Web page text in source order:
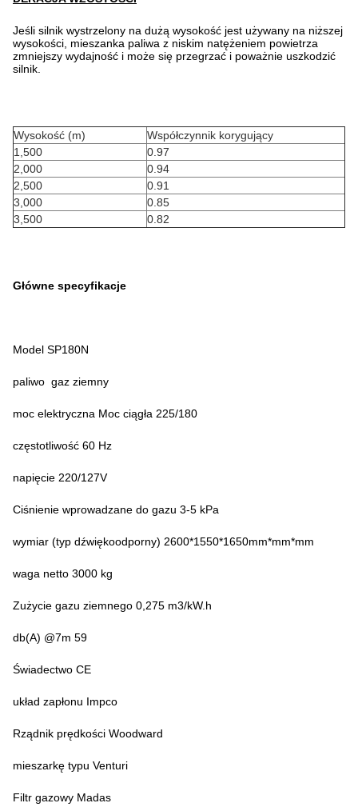
Jeśli silnik wystrzelony na dużą wysokość jest używany na niższej
wysokości, mieszanka paliwa z niskim natężeniem powietrza
zmniejszy wydajność i może się przegrzać i poważnie uszkodzić
silnik.
Wysokość (m)
Współczynnik korygujący
1,500
0.97
2,000
0.94
2,500
0.91
3,000
0.85
3,500
0.82
Główne specyfikacje
Model SP180N
paliwo ️ gaz ziemny
moc elektryczna Moc ciągła 225/180
częstotliwość 60 Hz
napięcie 220/127V
Ciśnienie wprowadzane do gazu 3-5 kPa
wymiar (typ dźwiękoodporny) 2600*1550*1650mm*mm*mm
waga netto 3000 kg
Zużycie gazu ziemnego 0,275 m3/kW.h
db(A) @7m 59
Świadectwo CE
układ zapłonu Impco
Rządnik prędkości Woodward
mieszarkę typu Venturi
Filtr gazowy Madas